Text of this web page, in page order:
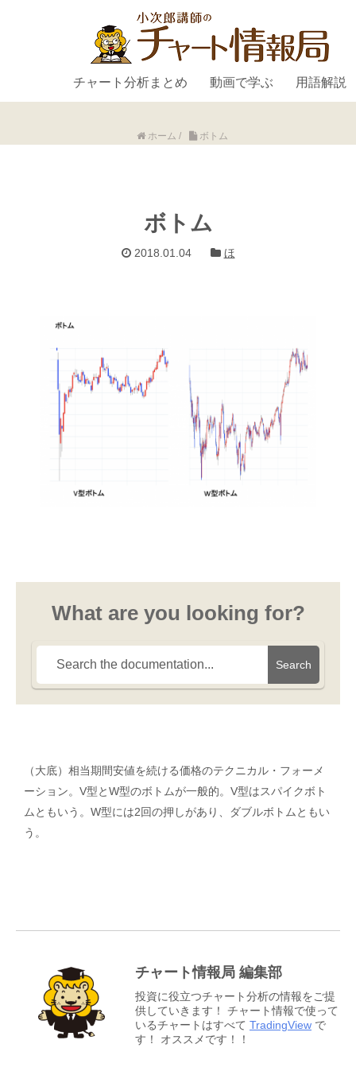
チャート分析まとめ 動画で学ぶ 用語解説
ホーム / ボトム
ボトム
2018.01.04 ほ
What are you looking for?
Search
（大底）相当期間安値を続ける価格のテクニカル・フォーメ
ーション。V型とW型のボトムが一般的。V型はスパイクボト
ムともいう。W型には2回の押しがあり、ダブルボトムともい
う。
チャート情報局 編集部
投資に役立つチャート分析の情報をご提
供していきます！ チャート情報で使って
いるチャートはすべて TradingView で
す！ オススメです！！